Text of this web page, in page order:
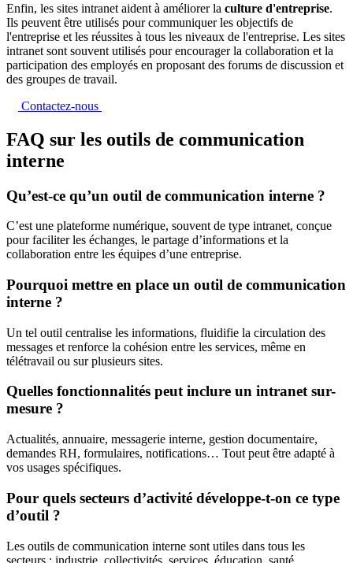
Enfin, les sites intranet aident à améliorer la culture d'entreprise.
Ils peuvent être utilisés pour communiquer les objectifs de
l'entreprise et les réussites à tous les niveaux de l'entreprise. Les sites
intranet sont souvent utilisés pour encourager la collaboration et la
participation des employés en proposant des forums de discussion et
des groupes de travail.
Contactez-nous
FAQ sur les outils de communication
interne
Qu’est-ce qu’un outil de communication interne ?
C’est une plateforme numérique, souvent de type intranet, conçue
pour faciliter les échanges, le partage d’informations et la
collaboration entre les équipes d’une entreprise.
Pourquoi mettre en place un outil de communication
interne ?
Un tel outil centralise les informations, fluidifie la circulation des
messages et renforce la cohésion entre les services, même en
télétravail ou sur plusieurs sites.
Quelles fonctionnalités peut inclure un intranet sur-
mesure ?
Actualités, annuaire, messagerie interne, gestion documentaire,
demandes RH, formulaires, notifications… Tout peut être adapté à
vos usages spécifiques.
Pour quels secteurs d’activité développe-t-on ce type
d’outil ?
Les outils de communication interne sont utiles dans tous les
secteurs : industrie, collectivités, services, éducation, santé…